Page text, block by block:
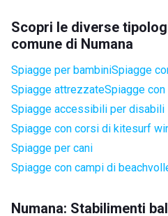
Scopri le diverse
comune di Numana
Spiagge per bambiniSpiagge
Spiagge attrezzateSpiagge
Spiagge accessibili per disabili
Spiagge con corsi di kitesurf
Spiagge per cani
Spiagge con campi di
Numana: Stabilimenti